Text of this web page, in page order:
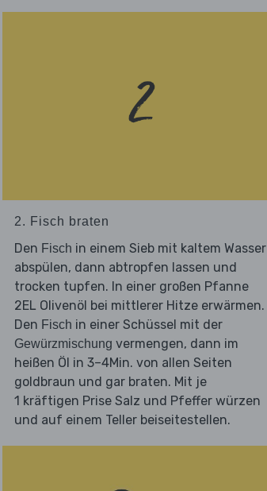
2. Fisch braten
Den Fisch in einem Sieb mit kaltem Wasser
abspülen, dann abtropfen lassen und
trocken tupfen. In einer großen Pfanne
2EL Olivenöl bei mittlerer Hitze erwärmen.
Den Fisch in einer Schüssel mit der
Gewürzmischung vermengen, dann im
heißen Öl in 3–4Min. von allen Seiten
goldbraun und gar braten. Mit je
1 kräftigen Prise Salz und Pfeffer würzen
und auf einem Teller beiseitestellen.